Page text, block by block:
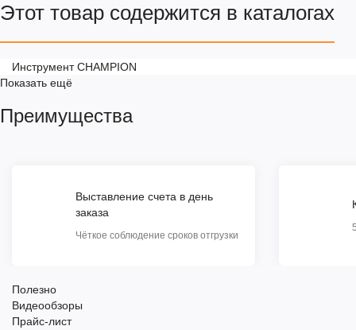
Этот товар содержится в каталогах
Инструмент CHAMPION
Показать ещё
Преимущества
Выставление счета в день
заказа
Чёткое соблюдение сроков отгрузки
Полезно
Видеообзоры
Прайс-лист